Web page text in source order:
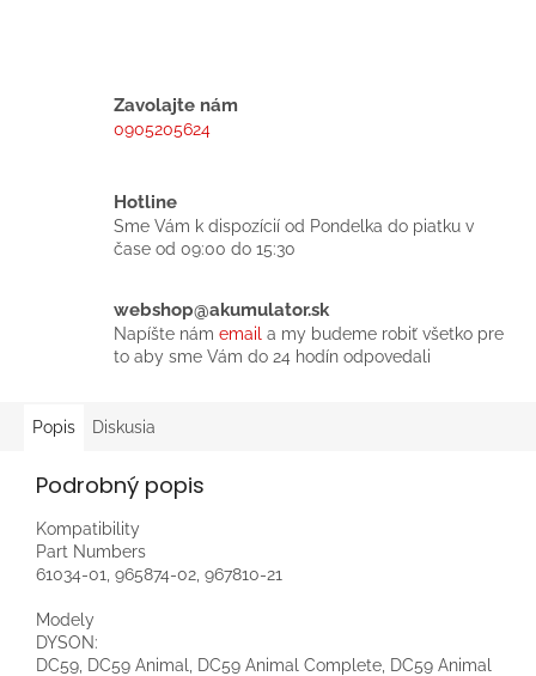
Zavolajte nám
0905205624
Hotline
Sme Vám k dispozícií od Pondelka do piatku v
čase od 09:00 do 15:30
webshop@akumulator.sk
Napíšte nám email a my budeme robiť všetko pre
to aby sme Vám do 24 hodín odpovedali
Popis Diskusia
Podrobný popis
Kompatibility
Part Numbers
61034-01, 965874-02, 967810-21
Modely
DYSON:
DC59, DC59 Animal, DC59 Animal Complete, DC59 Animal